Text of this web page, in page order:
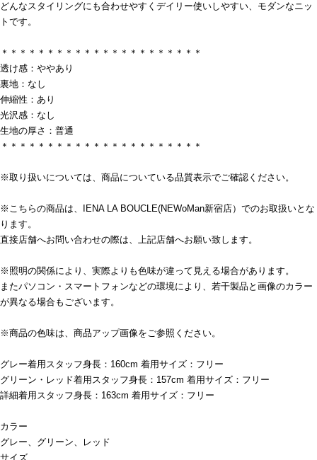
どんなスタイリングにも合わせやすくデイリー使いしやすい、モダンなニッ
トです。
＊＊＊＊＊＊＊＊＊＊＊＊＊＊＊＊＊＊＊＊＊＊
透け感：ややあり
裏地：なし
伸縮性：あり
光沢感：なし
生地の厚さ：普通
＊＊＊＊＊＊＊＊＊＊＊＊＊＊＊＊＊＊＊＊＊＊
※取り扱いについては、商品についている品質表示でご確認ください。
※こちらの商品は、IENA LA BOUCLE(NEWoMan新宿店）でのお取扱いとな
ります。
直接店舗へお問い合わせの際は、上記店舗へお願い致します。
※照明の関係により、実際よりも色味が違って見える場合があります。
またパソコン・スマートフォンなどの環境により、若干製品と画像のカラー
が異なる場合もございます。
※商品の色味は、商品アップ画像をご参照ください。
グレー着用スタッフ身長：160cm 着用サイズ：フリー
グリーン・レッド着用スタッフ身長：157cm 着用サイズ：フリー
詳細着用スタッフ身長：163cm 着用サイズ：フリー
カラー
グレー、グリーン、レッド
サイズ